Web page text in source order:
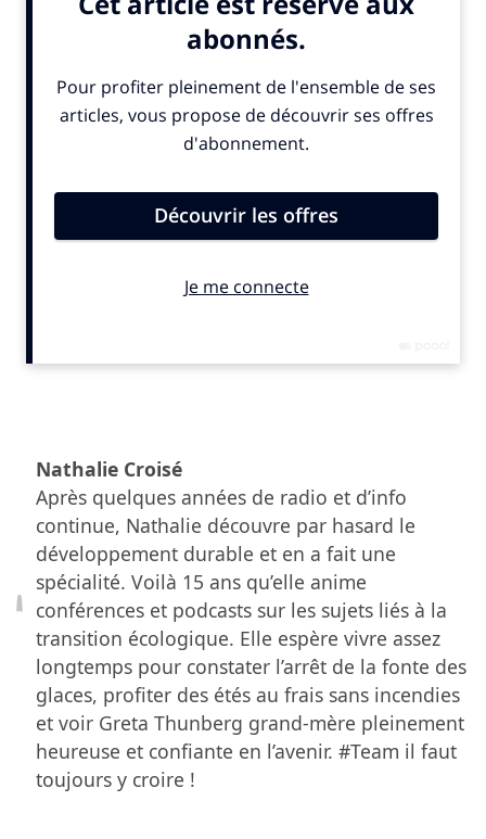
de Paris. Elle est portée par un duo d’artistes Clara
Chichin et Sabatina Leccia qui mêlent photographie et
artistique à la découverte du site des murs à pêches, à
Montreuil, ilot de nature au milieu d’un tissu urbain
dense. Des prises de vues et des tirages réalisés par
pour une restitution personnelle et intime de ce jardin.
Elles nous invitent à questionner la relation au vivant et
à la nature. Un livre dédié au projet vient de paraître
Nathalie Croisé
Après quelques années de radio et d’info
continue, Nathalie découvre par hasard le
développement durable et en a fait une
spécialité. Voilà 15 ans qu’elle anime
conférences et podcasts sur les sujets liés à la
transition écologique. Elle espère vivre assez
longtemps pour constater l’arrêt de la fonte des
glaces, profiter des étés au frais sans incendies
et voir Greta Thunberg grand-mère pleinement
heureuse et confiante en l’avenir. #Team il faut
toujours y croire !